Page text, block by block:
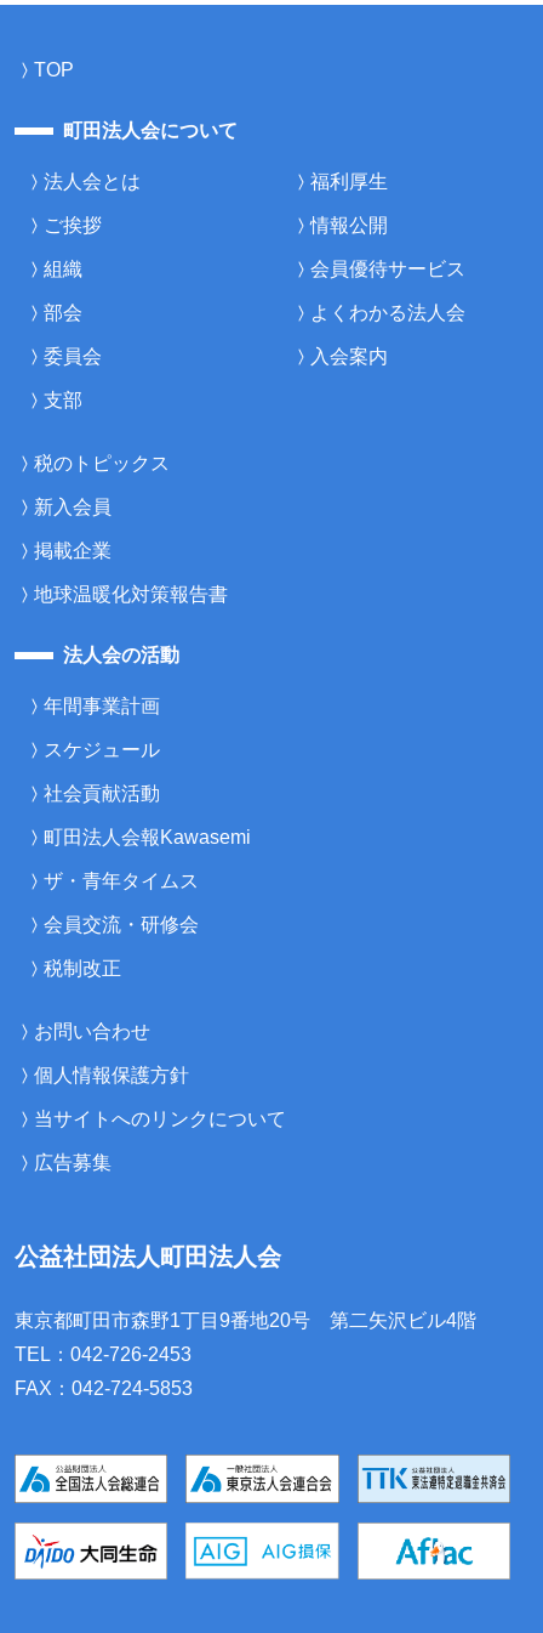
TOP
町田法人会について
法人会とは
ご挨拶
組織
部会
委員会
支部
福利厚生
情報公開
会員優待サービス
よくわかる法人会
入会案内
税のトピックス
新入会員
掲載企業
地球温暖化対策報告書
法人会の活動
年間事業計画
スケジュール
社会貢献活動
町田法人会報Kawasemi
ザ・青年タイムス
会員交流・研修会
税制改正
お問い合わせ
個人情報保護方針
当サイトへのリンクについて
広告募集
公益社団法人町田法人会
東京都町田市森野1丁目9番地20号 第二矢沢ビル4階
TEL：042-726-2453
FAX：042-724-5853